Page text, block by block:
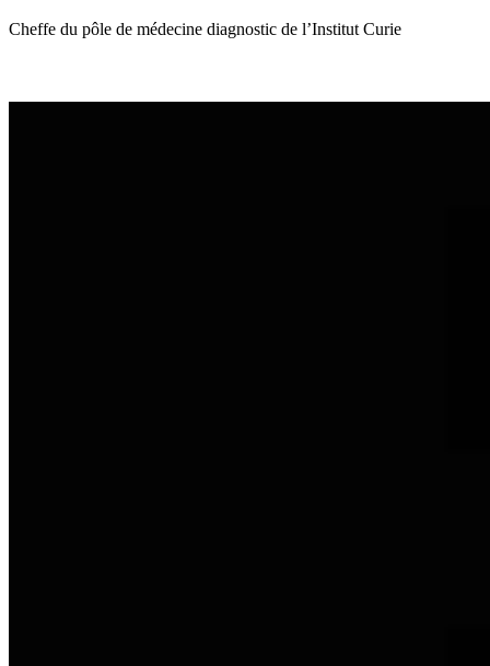
Cheffe du pôle de médecine diagnostic de l’Institut Curie